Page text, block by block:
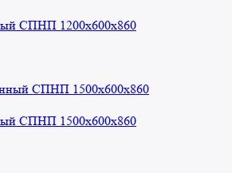
СПНП 1200х600х860
СПНП 1500х600х860